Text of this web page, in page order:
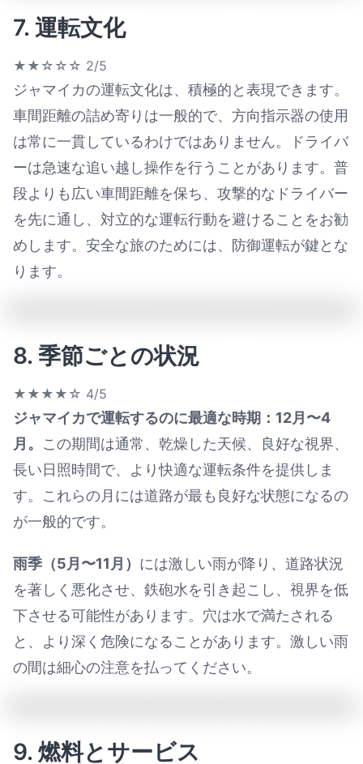
7. 運転文化
★★☆☆☆ 2/5
ジャマイカの運転文化は、積極的と表現できます。
車間距離の詰め寄りは一般的で、方向指示器の使用
は常に一貫しているわけではありません。ドライバ
ーは急速な追い越し操作を行うことがあります。普
段よりも広い車間距離を保ち、攻撃的なドライバー
を先に通し、対立的な運転行動を避けることをお勧
めします。安全な旅のためには、防御運転が鍵とな
ります。
8. 季節ごとの状況
★★★★☆ 4/5
ジャマイカで運転するのに最適な時期：12月〜4
月。 この期間は通常、乾燥した天候、良好な視界、
長い日照時間で、より快適な運転条件を提供しま
す。これらの月には道路が最も良好な状態になるの
が一般的です。
雨季（5月〜11月） には激しい雨が降り、道路状況
を著しく悪化させ、鉄砲水を引き起こし、視界を低
下させる可能性があります。穴は水で満たされる
と、より深く危険になることがあります。激しい雨
の間は細心の注意を払ってください。
9. 燃料とサービス